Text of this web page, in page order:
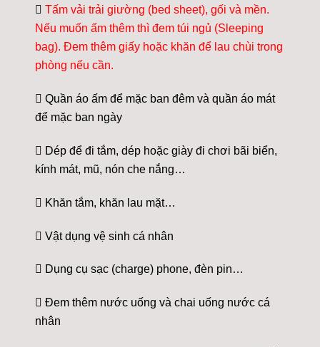
Tấm vải trải giường (bed sheet), gối và mền.
Nếu muốn ấm thêm thì đem túi ngủ (Sleeping
bag). Đem thêm giấy hoặc khăn để lau chùi trong
phòng nếu cần.
 Quần áo ấm để mặc ban đêm và quần áo mát
để mặc ban ngày
 Dép để đi tắm, dép hoặc giày đi chơi bãi biển,
kính mát, mũ, nón che nắng…
 Khăn tắm, khăn lau mặt…
 Vật dụng vệ sinh cá nhân
 Dụng cụ sạc (charge) phone, đèn pin…
 Đem thêm nước uống và chai uống nước cá
nhân